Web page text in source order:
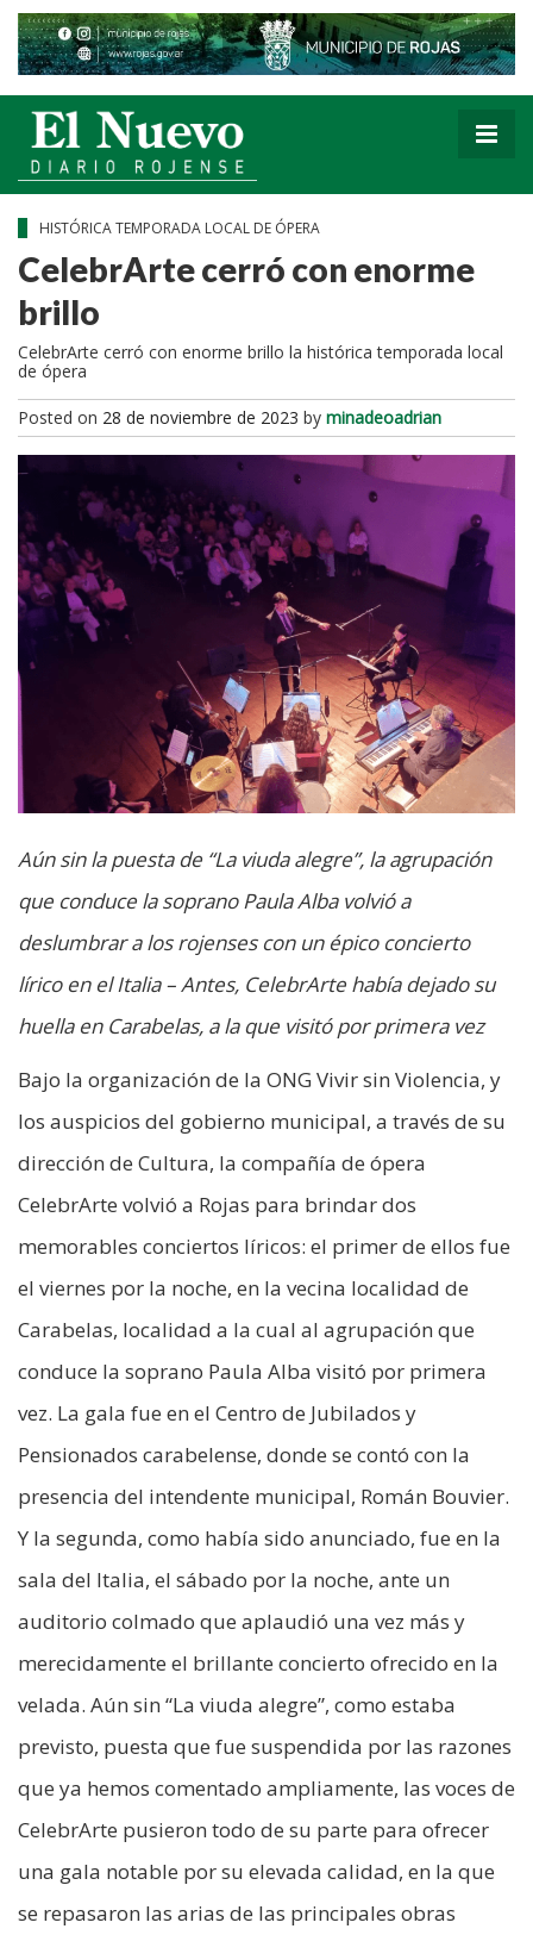
HISTÓRICA TEMPORADA LOCAL DE ÓPERA
CelebrArte cerró con enorme
brillo
CelebrArte cerró con enorme brillo la histórica temporada local
de ópera
Posted on 28 de noviembre de 2023 by minadeoadrian
Aún sin la puesta de “La viuda alegre”, la agrupación
que conduce la soprano Paula Alba volvió a
deslumbrar a los rojenses con un épico concierto
lírico en el Italia – Antes, CelebrArte había dejado su
huella en Carabelas, a la que visitó por primera vez
Bajo la organización de la ONG Vivir sin Violencia, y
los auspicios del gobierno municipal, a través de su
dirección de Cultura, la compañía de ópera
CelebrArte volvió a Rojas para brindar dos
memorables conciertos líricos: el primer de ellos fue
el viernes por la noche, en la vecina localidad de
Carabelas, localidad a la cual al agrupación que
conduce la soprano Paula Alba visitó por primera
vez. La gala fue en el Centro de Jubilados y
Pensionados carabelense, donde se contó con la
presencia del intendente municipal, Román Bouvier.
Y la segunda, como había sido anunciado, fue en la
sala del Italia, el sábado por la noche, ante un
auditorio colmado que aplaudió una vez más y
merecidamente el brillante concierto ofrecido en la
velada. Aún sin “La viuda alegre”, como estaba
previsto, puesta que fue suspendida por las razones
que ya hemos comentado ampliamente, las voces de
CelebrArte pusieron todo de su parte para ofrecer
una gala notable por su elevada calidad, en la que
se repasaron las arias de las principales obras